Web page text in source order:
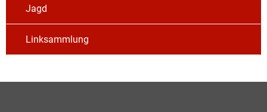
Jagd
Linksammlung